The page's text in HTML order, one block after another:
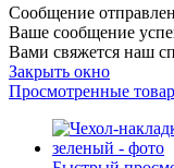
Сообщение
Ваше сообщение
Вами свяжется наш
Закрыть окно
Просмотренные